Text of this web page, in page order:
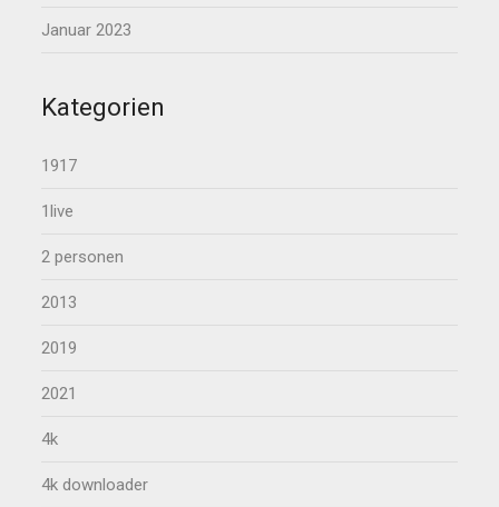
Januar 2023
Kategorien
1917
1live
2 personen
2013
2019
2021
4k
4k downloader